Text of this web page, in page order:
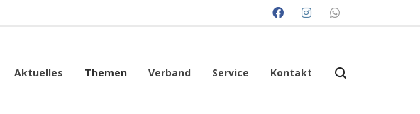
Aktuelles Themen Verband Service Kontakt